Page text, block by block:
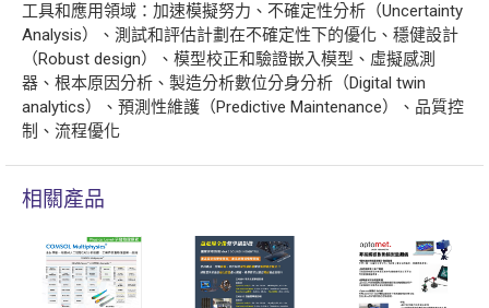
工具和應用領域：加速模擬努力、不確定性分析（Uncertainty
Analysis）、測試和評估計劃在不確定性下的優化、穩健設計
（Robust design）、模型校正和驗證嵌入模型、虛擬感測
器、根本原因分析、製造分析數位分身分析（Digital twin
analytics）、預測性維護（Predictive Maintenance）、品質控
制、流程優化
相關產品